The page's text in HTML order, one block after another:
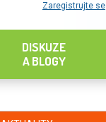
Zaregistrujte se
DISKUZE
A BLOGY